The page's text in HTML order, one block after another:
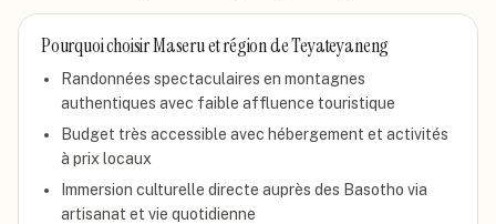
Pourquoi choisirMaseru et région de Teyateyaneng
Randonnées spectaculaires en montagnes
authentiques avec faible affluence touristique
Budget très accessible avec hébergement et activités
à prix locaux
Immersion culturelle directe auprès des Basotho via
artisanat et vie quotidienne